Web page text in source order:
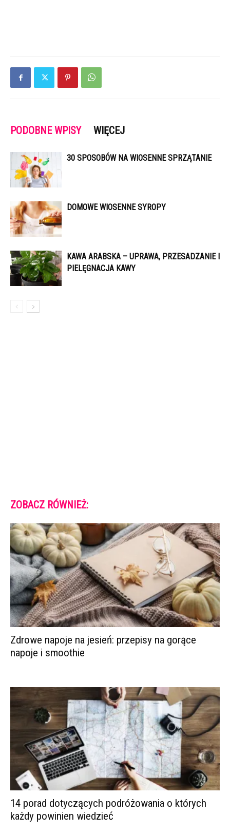
PODOBNE WPISY WIĘCEJ
30 SPOSOBÓW NA WIOSENNE SPRZĄTANIE
DOMOWE WIOSENNE SYROPY
KAWA ARABSKA – UPRAWA, PRZESADZANIE I
PIELĘGNACJA KAWY
ZOBACZ RÓWNIEŻ:
Zdrowe napoje na jesień: przepisy na gorące
napoje i smoothie
14 porad dotyczących podróżowania o których
każdy powinien wiedzieć